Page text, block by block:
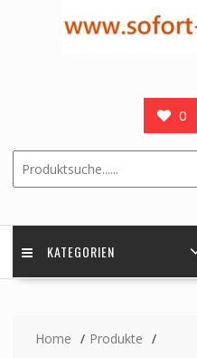
0
KATEGORIEN
Home
Produkte